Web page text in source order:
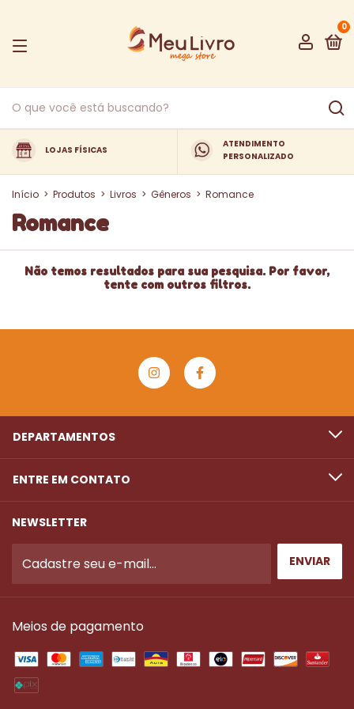
0
LOJAS FÍSICAS
ATENDIMENTO
PERSONALIZADO
Início > Produtos > Livros > Gêneros > Romance
Romance
Não temos resultados para sua pesquisa. Por favor,
tente com outros filtros.
DEPARTAMENTOS
ENTRE EM CONTATO
NEWSLETTER
Meios de pagamento